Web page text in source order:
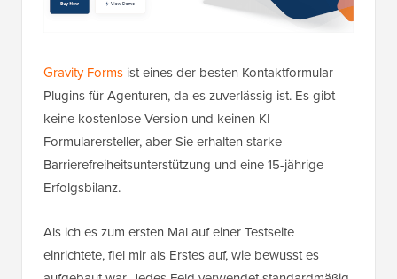
Gravity Forms ist eines der besten Kontaktformular-
Plugins für Agenturen, da es zuverlässig ist. Es gibt
keine kostenlose Version und keinen KI-
Formularersteller, aber Sie erhalten starke
Barrierefreiheitsunterstützung und eine 15-jährige
Erfolgsbilanz.
Als ich es zum ersten Mal auf einer Testseite
einrichtete, fiel mir als Erstes auf, wie bewusst es